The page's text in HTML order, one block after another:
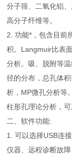
分子筛、二氧化铝
高分子纤维等。
2. 功能*，包含目前
积。Langmuir比表
分析。吸、脱附等
径的分布，总孔体
析，MP微孔分析等
柱形孔理论分析，
二、软件功能:
1. 可以选择USB连
仪器、远程诊断故